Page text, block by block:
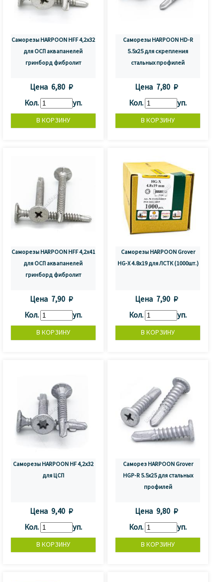
Саморезы HARPOON HFF 4,2х32
для ОСП аквапанелей
гринборд фибролит
Цена 6,80 
Кол.
уп.
Саморезы HARPOON HD-R
5.5x25 для скрепления
стальных профилей
Цена 7,80 
Кол.
уп.
Саморезы HARPOON HFF 4,2х41
для ОСП аквапанелей
гринборд фибролит
Цена 7,90 
Кол.
уп.
Саморезы HARPOON Grover
HG-X 4.8х19 для ЛСТК (1000шт.)
Цена 7,90 
Кол.
уп.
Саморезы HARPOON HF 4,2x32
для ЦСП
Цена 9,40 
Кол.
уп.
Саморез HARPOON Grover
HGP-R 5.5х25 для стальных
профилей
Цена 9,80 
Кол.
уп.